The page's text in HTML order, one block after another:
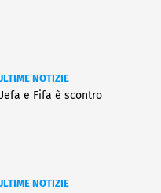
NOTIZIE
e Fifa è scontro
NOTIZIE